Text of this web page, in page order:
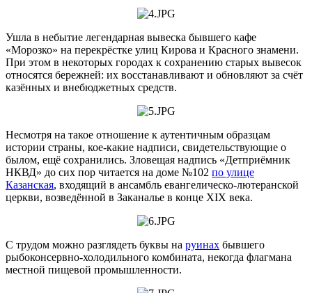
Ушла в небытие легендарная вывеска бывшего кафе
«Морозко» на перекрёстке улиц Кирова и Красного знамени.
При этом в некоторых городах к сохранению старых вывесок
относятся бережней: их восстанавливают и обновляют за счёт
казённых и внебюджетных средств.
Несмотря на такое отношение к аутентичным образцам
истории страны, кое-какие надписи, свидетельствующие о
былом, ещё сохранились. Зловещая надпись «Детприёмник
НКВД» до сих пор читается на доме №102 по улице
Казанская, входящий в ансамбль евангелическо-лютеранской
церкви, возведённой в Заканалье в конце XIX века.
С трудом можно разглядеть буквы на руинах бывшего
рыбоконсервно-холодильного комбината, некогда флагмана
местной пищевой промышленности.